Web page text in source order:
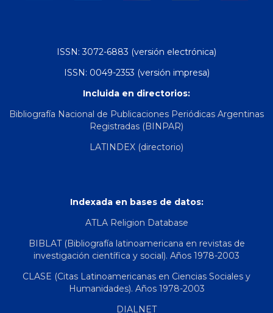
ISSN: 3072-6883 (versión electrónica)
ISSN: 0049-2353 (versión impresa)
Incluida en directorios:
Bibliografía Nacional de Publicaciones Periódicas Argentinas
Registradas (BINPAR)
LATINDEX (directorio)
Indexada en bases de datos:
ATLA Religion Database
BIBLAT (Bibliografía latinoamericana en revistas de
investigación científica y social). Años 1978-2003
CLASE (Citas Latinoamericanas en Ciencias Sociales y
Humanidades). Años 1978-2003
DIALNET